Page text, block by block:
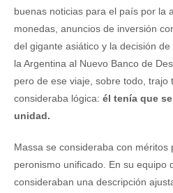
buenas noticias para el país por la
monedas, anuncios de inversión
del gigante asiático y la decisión
la Argentina al Nuevo Banco de
pero de ese viaje, sobre todo, trajo
consideraba lógica: él tenía que
unidad.
Massa se consideraba con méritos
peronismo unificado. En su equipo
consideraban una descripción